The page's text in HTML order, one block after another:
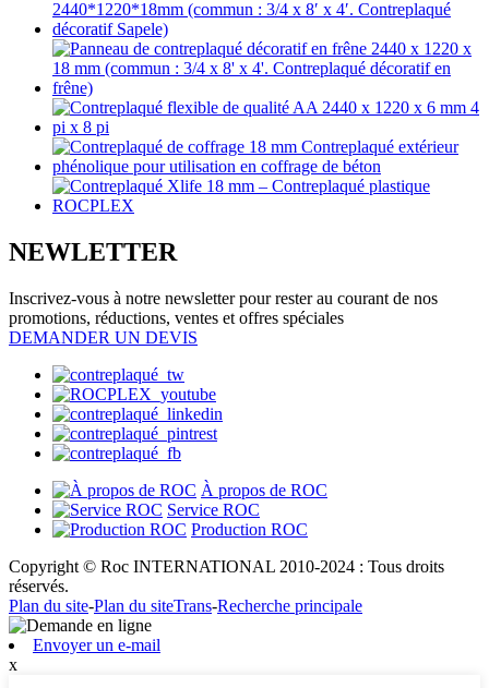
NEWLETTER
Inscrivez-vous à notre newsletter pour rester au courant de nos
promotions, réductions, ventes et offres spéciales
DEMANDER UN DEVIS
À propos de ROC
Service ROC
Production ROC
Copyright © Roc INTERNATIONAL 2010-2024 : Tous droits
réservés.
Plan du site-Plan du siteTrans-Recherche principale
Envoyer un e-mail
x